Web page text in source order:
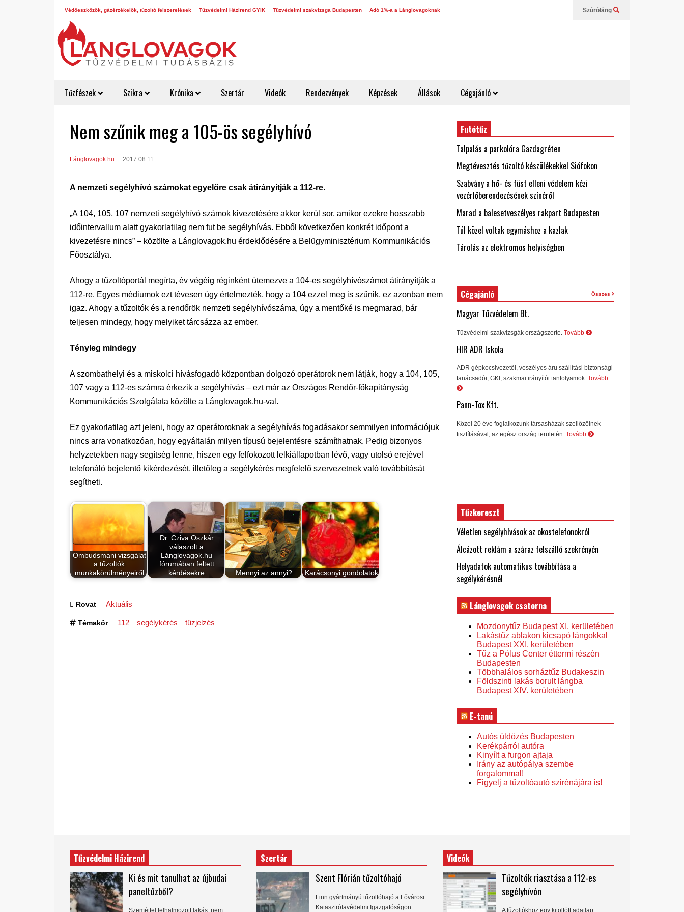
Védőeszközök, gázérzékelők, tűzoltó felszerelések Tűzvédelmi Házirend GYIK Tűzvédelmi szakvizsga Budapesten Adó 1%-a a Lánglovagoknak Szúróláng
Tűzfészek Szikra Krónika Szertár Videók Rendezvények Képzések Állások Cégajánló
Nem szűnik meg a 105-ös segélyhívó
Lánglovagok.hu 2017.08.11.
A nemzeti segélyhívó számokat egyelőre csak átirányítják a 112-re.
„A 104, 105, 107 nemzeti segélyhívó számok kivezetésére akkor kerül sor, amikor ezekre hosszabb
időintervallum alatt gyakorlatilag nem fut be segélyhívás. Ebből következően konkrét időpont a
kivezetésre nincs” – közölte a Lánglovagok.hu érdeklődésére a Belügyminisztérium Kommunikációs
Főosztálya.
Ahogy a tűzoltóportál megírta, év végéig réginként ütemezve a 104-es segélyhívószámot átirányítják a
112-re. Egyes médiumok ezt tévesen úgy értelmezték, hogy a 104 ezzel meg is szűnik, ez azonban nem
igaz. Ahogy a tűzoltók és a rendőrök nemzeti segélyhívószáma, úgy a mentőké is megmarad, bár
teljesen mindegy, hogy melyiket tárcsázza az ember.
Tényleg mindegy
A szombathelyi és a miskolci hívásfogadó központban dolgozó operátorok nem látják, hogy a 104, 105,
107 vagy a 112-es számra érkezik a segélyhívás – ezt már az Országos Rendőr-főkapitányság
Kommunikációs Szolgálata közölte a Lánglovagok.hu-val.
Ez gyakorlatilag azt jeleni, hogy az operátoroknak a segélyhívás fogadásakor semmilyen információjuk
nincs arra vonatkozóan, hogy egyáltalán milyen típusú bejelentésre számíthatnak. Pedig bizonyos
helyzetekben nagy segítség lenne, hiszen egy felfokozott lelkiállapotban lévő, vagy utolsó erejével
telefonáló bejelentő kikérdezését, illetőleg a segélykérés megfelelő szervezetnek való továbbítását
segítheti.
Ombudsmani vizsgálat
a tűzoltók
munkakörülményeiről
Dr. Cziva Oszkár
válaszolt a
Lánglovagok.hu
fórumában feltett
kérdésekre
Mennyi az annyi? Karácsonyi gondolatok
Rovat Aktuális
Témakör 112 segélykérés tűzjelzés
Futótűz
Talpalás a parkolóra Gazdagréten
Megtévesztés tűzoltó készülékekkel Siófokon
Szabvány a hő- és füst elleni védelem kézi
vezérlőberendezésének színéről
Marad a balesetveszélyes rakpart Budapesten
Túl közel voltak egymáshoz a kazlak
Tárolás az elektromos helyiségben
Cégajánló Összes
Magyar Tűzvédelem Bt.
Tűzvédelmi szakvizsgák országszerte. Tovább
HIR ADR Iskola
ADR gépkocsivezetői, veszélyes áru szállítási biztonsági
tanácsadói, GKI, szakmai irányítói tanfolyamok. Tovább
Pann-Tox Kft.
Közel 20 éve foglalkozunk társasházak szellőzőinek
tisztításával, az egész ország területén. Tovább
Tűzkereszt
Véletlen segélyhívások az okostelefonokról
Álcázott reklám a száraz felszálló szekrényén
Helyadatok automatikus továbbítása a
segélykérésnél
Lánglovagok csatorna
Mozdonytűz Budapest XI. kerületében
Lakástűz ablakon kicsapó lángokkal
Budapest XXI. kerületében
Tűz a Pólus Center éttermi részén
Budapesten
Többhalálos sorháztűz Budakeszin
Földszinti lakás borult lángba
Budapest XIV. kerületében
E-tanú
Autós üldözés Budapesten
Kerékpárról autóra
Kinyílt a furgon ajtaja
Irány az autópálya szembe
forgalommal!
Figyelj a tűzoltóautó szirénájára is!
Tűzvédelmi Házirend
Ki és mit tanulhat az újbudai
paneltűzből?
Szertár
Szent Flórián tűzoltóhajó
Finn gyártmányú tűzoltóhajó a Fővárosi
Katasztrófavédelmi Igazgatóságon.
Videók
Tűzoltók riasztása a 112-es
segélyhívón